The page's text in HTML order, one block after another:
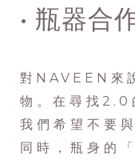
• 瓶器合
對NAVEEN來
物。在尋找2.0
我們希望不要
同時，瓶身的